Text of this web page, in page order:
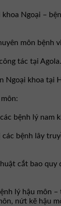
khoa Ngoại –
môn bệnh
tác tại
Ngoại khoa tại
bệnh lý nam
các bệnh lây
cắt bao quy
lý hậu môn
nứt kẽ hậu